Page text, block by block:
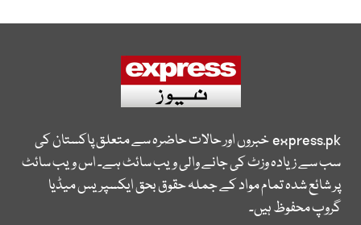
express.pkخبروں اور حالات حاضرہ سے متعلق پاکستان کی
سب سے زیادہ وزٹ کی جانے والی ویب سائٹ ہے۔ اس ویب سائٹ
پر شائع شدہ تمام مواد کے جملہ حقوق بحق ایکسپریس میڈیا
گروپ محفوظ ہیں۔